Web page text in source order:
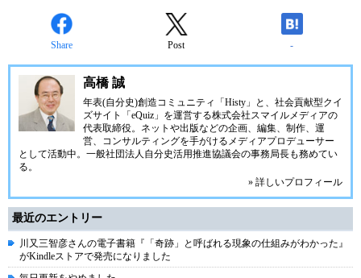
Share Post -
高橋 誠
年表(自分史)創造コミュニティ「 Histy 」と、社会貢献型クイ
ズサイト「 eQuiz 」を運営する株式会社スマイルメディアの
代表取締役。ネットや出版などの企画、編集、制作、運
営、コンサルティングを手がけるメディアプロデューサー
として活動中。 一般社団法人自分史活用推進協議会の事務局長も務めてい
る。
» 詳しいプロフィール
最近のエントリー
川又三智彦さんの電子書籍『「奇跡」と呼ばれる現象の仕組みがわかった』
がKindleストアで発売になりました